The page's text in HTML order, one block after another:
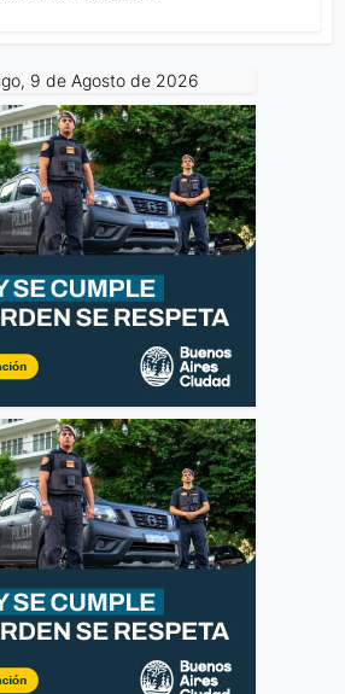
9 de Agosto de 2026